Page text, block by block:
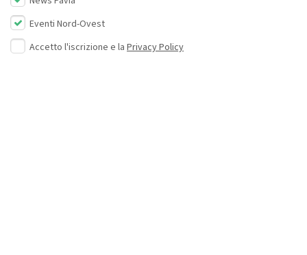
Eventi Nord-Ovest
Accetto l'iscrizione e la Privacy Policy